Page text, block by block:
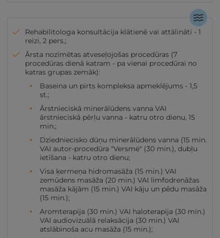
Rehabilitologa konsultācija klātienē vai attālināti - 1
reizi, 2 pers.;
Ārsta nozīmētas atveseļojošas procedūras (7
procedūras dienā katram - pa vienai procedūrai no
katras grupas zemāk):
Baseina un pirts kompleksa apmeklējums - 1,5
st.;
Ārstnieciskā minerālūdens vanna VAI
ārstnieciskā pērļu vanna - katru otro dienu, 15
min.;
Dziedniecisko dūņu minerālūdens vanna (15 min.
VAI autor-procedūra "Versmė" (30 min.), dubļu
ietīšana - katru otro dienu;
Visa ķermeņa hidromasāža (15 min.) VAI
zemūdens masāža (20 min.) VAI limfodrenāžas
masāža kājām (15 min.) VAI kāju un pēdu masāža
(15 min.);
Aromterapija (30 min.) VAI haloterapija (30 min.)
VAI audiovizuālā relaksācija (30 min.) VAI
atslābinoša acu masāža (15 min.);